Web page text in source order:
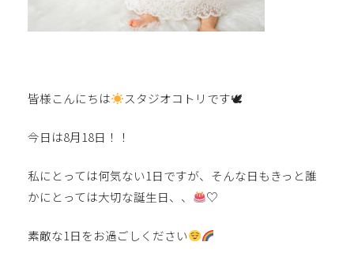
皆様こんにちは スタジオコトリです🕊
今日は8月18日！！
私にとっては何気ない1日ですが、そんな日もきっと誰
かにとっては大切な誕生日、、
♡
素敵な1日をお過ごしください